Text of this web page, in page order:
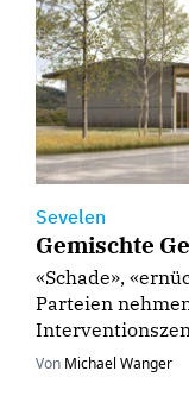
Sevelen
Gemischte
«Schade»,
Parteien
Von Michael Wanger